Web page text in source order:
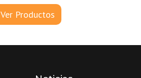
Ver Productos